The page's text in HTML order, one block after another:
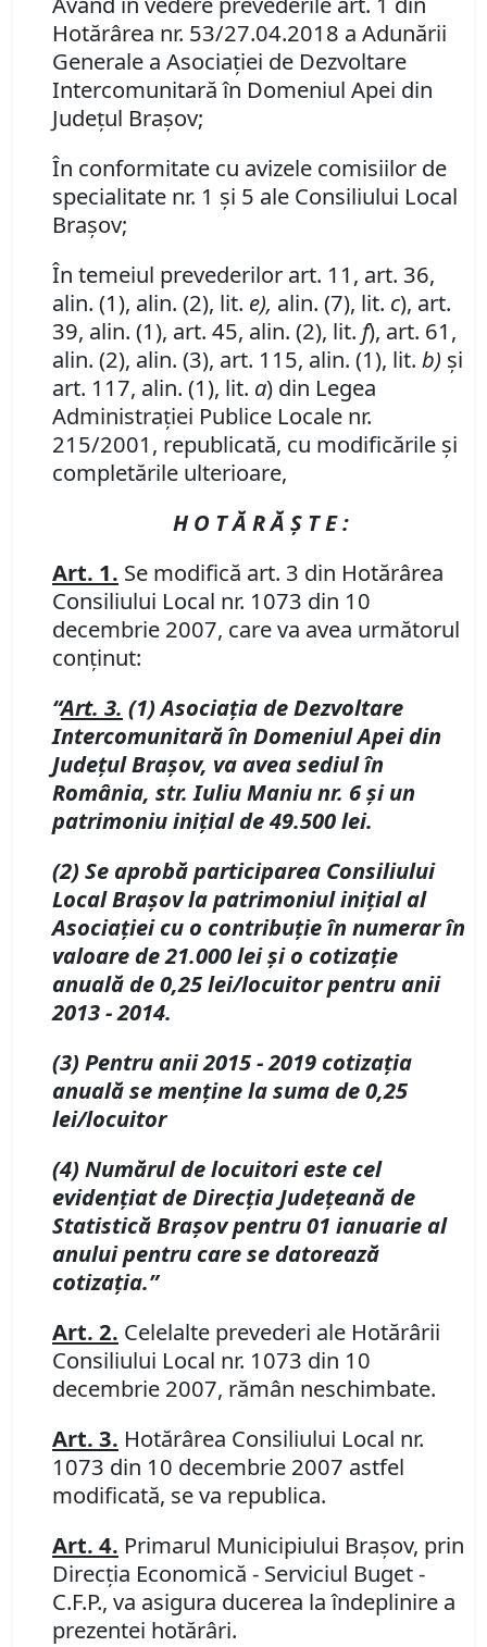
Hotărârea nr. 53/27.04.2018 a Adunării
Generale a Asociaţiei de Dezvoltare
Intercomunitară în Domeniul Apei din
Judeţul Braşov;
În conformitate cu avizele comisiilor de
specialitate nr. 1 şi 5 ale Consiliului Local
Braşov;
În temeiul prevederilor art. 11, art. 36,
alin. (1), alin. (2), lit. e), alin. (7), lit. c), art.
39, alin. (1), art. 45, alin. (2), lit. f), art. 61,
alin. (2), alin. (3), art. 115, alin. (1), lit. b) şi
art. 117, alin. (1), lit. a) din Legea
Administraţiei Publice Locale nr.
215/2001, republicată, cu modificările şi
completările ulterioare,
H O T Ă R Ă Ş T E :
Art. 1. Se modifică art. 3 din Hotărârea
Consiliului Local nr. 1073 din 10
decembrie 2007, care va avea următorul
conţinut:
“Art. 3. (1) Asociaţia de Dezvoltare
Intercomunitară în Domeniul Apei din
Judeţul Braşov, va avea sediul în
România, str. Iuliu Maniu nr. 6 şi un
patrimoniu iniţial de 49.500 lei.
(2) Se aprobă participarea Consiliului
Local Braşov la patrimoniul iniţial al
Asociaţiei cu o contribuţie în numerar în
valoare de 21.000 lei şi o cotizaţie
anuală de 0,25 lei/locuitor pentru anii
2013 - 2014.
(3) Pentru anii 2015 - 2019 cotizaţia
anuală se menţine la suma de 0,25
lei/locuitor
(4) Numărul de locuitori este cel
evidenţiat de Direcţia Judeţeană de
Statistică Braşov pentru 01 ianuarie al
anului pentru care se datorează
cotizaţia.”
Art. 2. Celelalte prevederi ale Hotărârii
Consiliului Local nr. 1073 din 10
decembrie 2007, rămân neschimbate.
Art. 3. Hotărârea Consiliului Local nr.
1073 din 10 decembrie 2007 astfel
modificată, se va republica.
Art. 4. Primarul Municipiului Braşov, prin
Direcţia Economică - Serviciul Buget -
C.F.P., va asigura ducerea la îndeplinire a
prezentei hotărâri.